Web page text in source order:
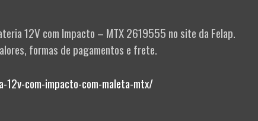
12V com Impacto – MTX 2619555 no site da Felap.
formas de pagamentos e frete.
com-impacto-com-maleta-mtx/